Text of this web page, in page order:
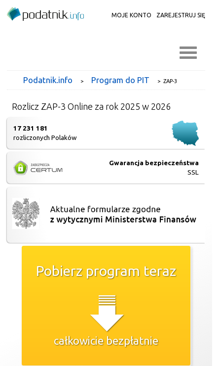
MOJE KONTO ZAREJESTRUJ SIĘ
Podatnik.info > Program do PIT > ZAP-3
Rozlicz ZAP-3 Online za rok 2025 w 2026
17 231 181
rozliczonych Polaków
Gwarancja bezpieczeństwa
SSL
Pobierz program teraz
całkowicie bezpłatnie